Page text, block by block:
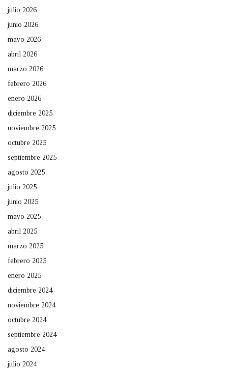
julio 2026
junio 2026
mayo 2026
abril 2026
marzo 2026
febrero 2026
enero 2026
diciembre 2025
noviembre 2025
octubre 2025
septiembre 2025
agosto 2025
julio 2025
junio 2025
mayo 2025
abril 2025
marzo 2025
febrero 2025
enero 2025
diciembre 2024
noviembre 2024
octubre 2024
septiembre 2024
agosto 2024
julio 2024